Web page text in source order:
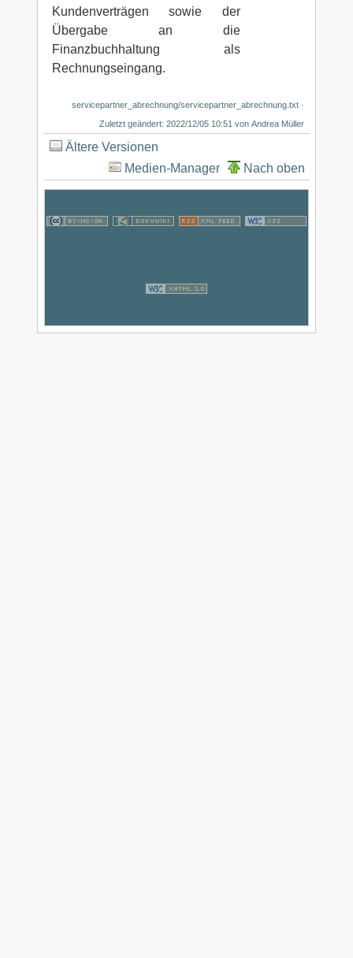
Kundenverträgen sowie der
Übergabe an die
Finanzbuchhaltung als
Rechnungseingang.
servicepartner_abrechnung/servicepartner_abrechnung.txt ·
Zuletzt geändert: 2022/12/05 10:51 vonAndrea Müller
Ältere Versionen
Medien-Manager
Nach oben